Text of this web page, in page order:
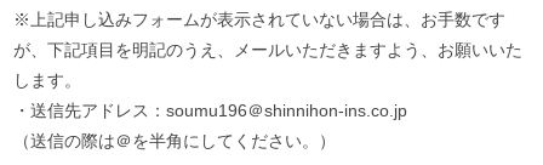
※上記申し込みフォームが表示されていない場合は、お手数です
が、下記項目を明記のうえ、メールいただきますよう、お願いいた
します。
・送信先アドレス：soumu196＠shinnihon-ins.co.jp
（送信の際は＠を半角にしてください。）